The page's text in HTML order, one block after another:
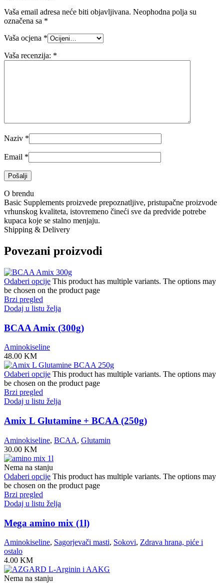
Vaša email adresa neće biti objavljivana. Neophodna polja su
označena sa *
Vaša ocjena *
Vaša recenzija: *
Naziv *
Email *
O brendu
Basic Supplements proizvede prepoznatljive, pristupačne proizvode
vrhunskog kvaliteta, istovremeno čineći sve da predvide potrebe
kupaca koje se stalno menjaju.
Shipping & Delivery
Povezani proizvodi
Odaberi opcije This product has multiple variants. The options may
be chosen on the product page
Brzi pregled
Dodaj u listu želja
BCAA Amix (300g)
Aminokiseline
48.00 KM
Odaberi opcije This product has multiple variants. The options may
be chosen on the product page
Brzi pregled
Dodaj u listu želja
Amix L Glutamine + BCAA (250g)
Aminokiseline, BCAA, Glutamin
30.00 KM
Nema na stanju
Odaberi opcije This product has multiple variants. The options may
be chosen on the product page
Brzi pregled
Dodaj u listu želja
Mega amino mix (1l)
Aminokiseline, Sagorjevači masti, Sokovi, Zdrava hrana, piće i
ostalo
4.00 KM
Nema na stanju